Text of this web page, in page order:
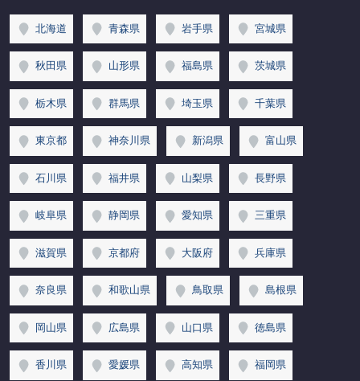
北海道 青森県 岩手県 宮城県
秋田県 山形県 福島県 茨城県
栃木県 群馬県 埼玉県 千葉県
東京都 神奈川県 新潟県 富山県
石川県 福井県 山梨県 長野県
岐阜県 静岡県 愛知県 三重県
滋賀県 京都府 大阪府 兵庫県
奈良県 和歌山県 鳥取県 島根県
岡山県 広島県 山口県 徳島県
香川県 愛媛県 高知県 福岡県